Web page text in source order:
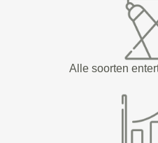
Alle soorten